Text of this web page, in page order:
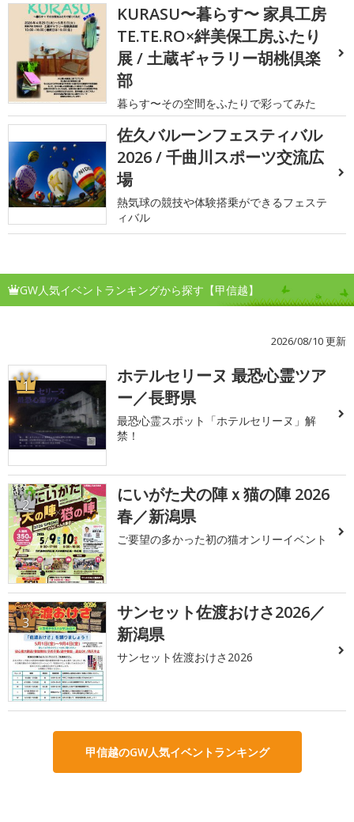
KURASU〜暮らす〜 家具工房
TE.TE.RO×絆美保工房ふたり
展 / 土蔵ギャラリー胡桃倶楽
部
暮らす〜その空間をふたりで彩ってみた
佐久バルーンフェスティバル
2026 / 千曲川スポーツ交流広
場
熱気球の競技や体験搭乗ができるフェステ
ィバル
GW人気イベントランキングから探す【甲信越】
2026/08/10 更新
1
ホテルセリーヌ 最恐心霊ツア
ー／長野県
最恐心霊スポット「ホテルセリーヌ」解
禁！
2
にいがた犬の陣ｘ猫の陣 2026
春／新潟県
ご要望の多かった初の猫オンリーイベント
3
サンセット佐渡おけさ2026／
新潟県
サンセット佐渡おけさ2026
甲信越のGW人気イベントランキング